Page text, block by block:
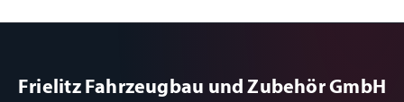
Frielitz Fahrzeugbau und Zubehör GmbH